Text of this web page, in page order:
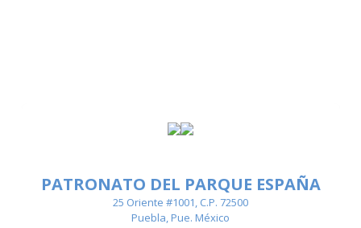
PATRONATO DEL PARQUE ESPAÑA
25 Oriente #1001, C.P. 72500
Puebla, Pue. México